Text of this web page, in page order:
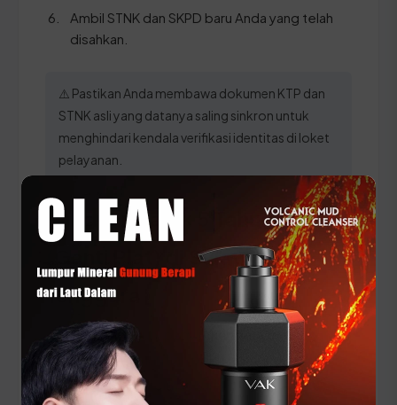
Ambil STNK dan SKPD baru Anda yang telah
disahkan.
⚠️ Pastikan Anda membawa dokumen KTP dan
STNK asli yang datanya saling sinkron untuk
menghindari kendala verifikasi identitas di loket
pelayanan.
Panduan Pajak 5 Tahunan
(Ganti Plat) di Sulawesi
Tenggara
Setiap lima tahun, pemilik kendaraan wajib
melakukan pergantian pelat nomor dan cek fisik
kendaraan. Siapkan dokumen tambahan ini: